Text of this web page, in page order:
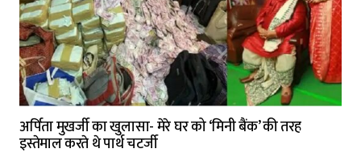
अर्पिता मुखर्जी का खुलासा- मेरे घर को ‘मिनी बैंक’ की तरह
इस्तेमाल करते थे पार्थ चटर्जी